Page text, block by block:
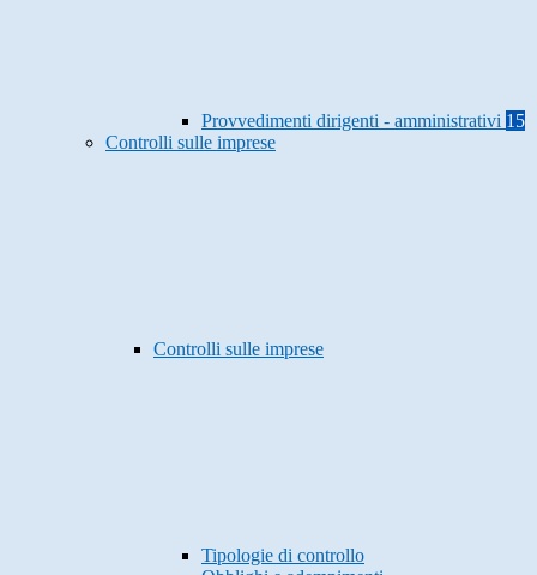
Provvedimenti dirigenti - amministrativi 15
Controlli sulle imprese
Controlli sulle imprese
Tipologie di controllo